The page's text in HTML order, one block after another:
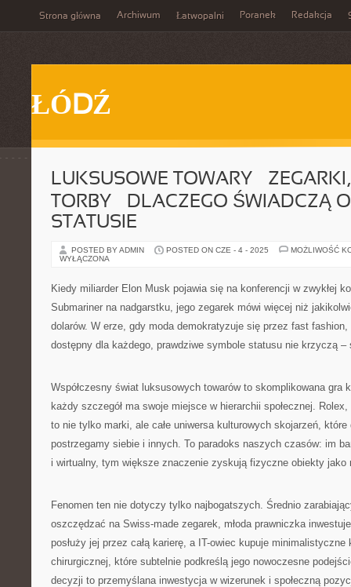
Strona główna Archiwum Łatwopalni Poranek Redakcja
ŁÓDŹ
LUKSUSOWE TOWARY –
TORBY – DLACZEGO ŚWIADCZĄ
STATUSIE
POSTED BY ADMIN POSTED ON CZE - 4 - 2025
MOŻLIWOŚĆ
WYŁĄCZONA
Kiedy miliarder Elon Musk pojawia się na konferencji w zwykłej
Submariner na nadgarstku, jego zegarek mówi więcej niż
dolarów. W erze, gdy moda demokratyzuje się przez fast
dostępny dla każdego, prawdziwe symbole statusu nie krzyczą
Współczesny świat luksusowych towarów to skomplikowana gra
każdy szczegół ma swoje miejsce w hierarchii społecznej.
to nie tylko marki, ale całe uniwersa kulturowych skojarzeń,
postrzegamy siebie i innych. To paradoks naszych czasów: im
i wirtualny, tym większe znaczenie zyskują fizyczne obiekty jako
Fenomen ten nie dotyczy tylko najbogatszych. Średnio
oszczędzać na Swiss-made zegarek, młoda prawniczka
posłuży jej przez całą karierę, a IT-owiec kupuje
chirurgicznej, które subtelnie podkreślą jego nowoczesne
decyzji to przemyślana inwestycja w wizerunek i społeczną